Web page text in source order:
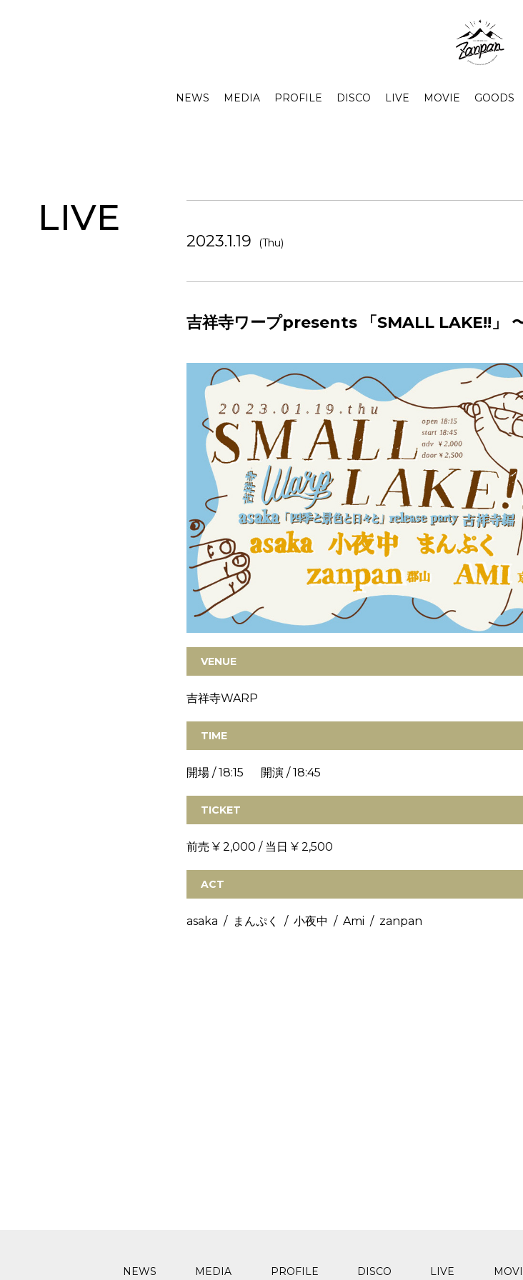
NEWS MEDIA PROFILE DISCO LIVE MOVIE GOODS
LIVE
2023.1.19 (Thu)
吉祥寺ワープpresents 「SMALL LAKE!!」
VENUE
吉祥寺WARP
TIME
開場 / 18:15 開演 / 18:45
TICKET
前売 ¥ 2,000 / 当日 ¥ 2,500
ACT
asaka / まんぷく / 小夜中 / Ami / zanpan
NEWS MEDIA PROFILE DISCO LIVE